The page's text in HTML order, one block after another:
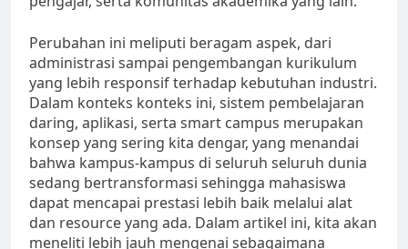
Perubahan ini meliputi beragam aspek, dari
administrasi sampai pengembangan kurikulum
yang lebih responsif terhadap kebutuhan industri.
Dalam konteks konteks ini, sistem pembelajaran
daring, aplikasi, serta smart campus merupakan
konsep yang sering kita dengar, yang menandai
bahwa kampus-kampus di seluruh seluruh dunia
sedang bertransformasi sehingga mahasiswa
dapat mencapai prestasi lebih baik melalui alat
dan resource yang ada. Dalam artikel ini, kita akan
meneliti lebih jauh mengenai sebagaimana